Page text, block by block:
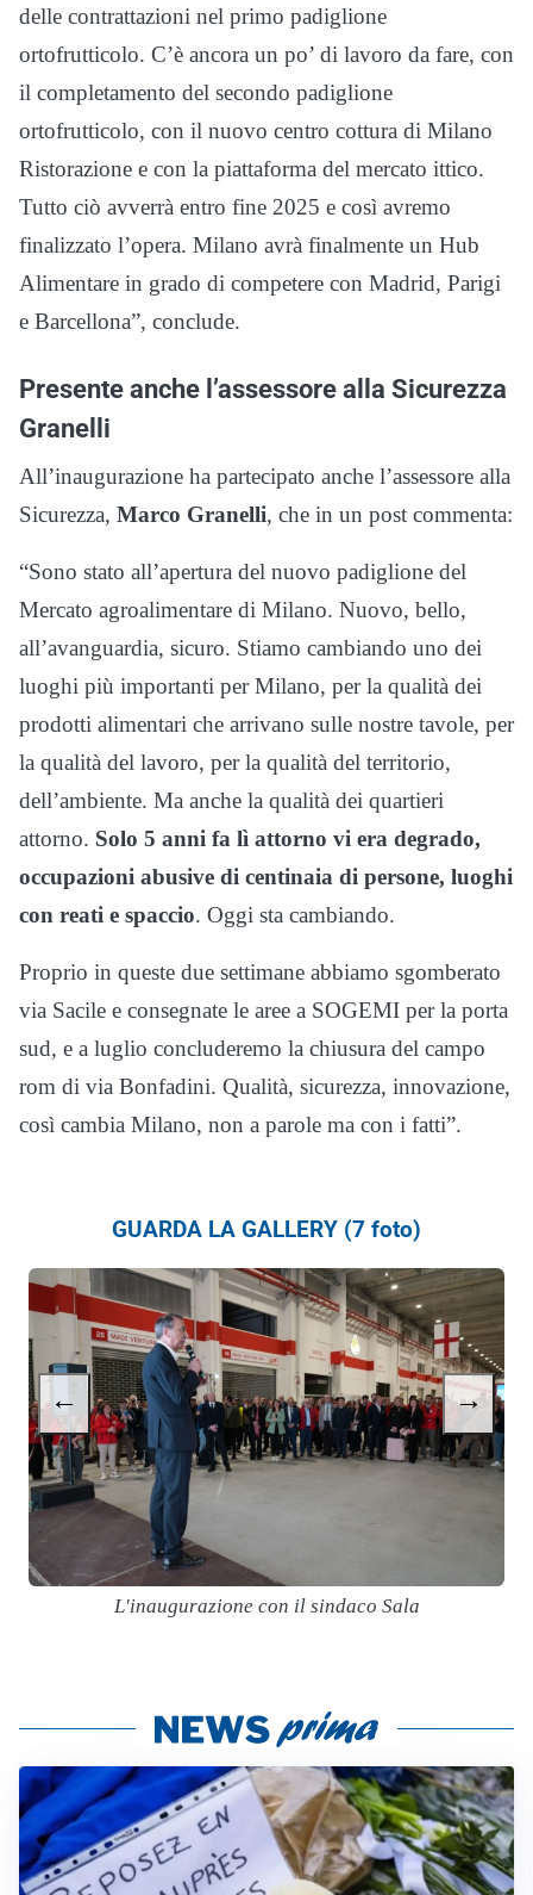
delle contrattazioni nel primo padiglione
ortofrutticolo. C’è ancora un po’ di lavoro da fare, con
il completamento del secondo padiglione
ortofrutticolo, con il nuovo centro cottura di Milano
Ristorazione e con la piattaforma del mercato ittico.
Tutto ciò avverrà entro fine 2025 e così avremo
finalizzato l’opera. Milano avrà finalmente un Hub
Alimentare in grado di competere con Madrid, Parigi
e Barcellona”, conclude.
Presente anche l’assessore alla Sicurezza
Granelli
All’inaugurazione ha partecipato anche l’assessore alla
Sicurezza, Marco Granelli, che in un post commenta:
“Sono stato all’apertura del nuovo padiglione del
Mercato agroalimentare di Milano. Nuovo, bello,
all’avanguardia, sicuro. Stiamo cambiando uno dei
luoghi più importanti per Milano, per la qualità dei
prodotti alimentari che arrivano sulle nostre tavole, per
la qualità del lavoro, per la qualità del territorio,
dell’ambiente. Ma anche la qualità dei quartieri
attorno. Solo 5 anni fa lì attorno vi era degrado,
occupazioni abusive di centinaia di persone, luoghi
con reati e spaccio. Oggi sta cambiando.
Proprio in queste due settimane abbiamo sgomberato
via Sacile e consegnate le aree a SOGEMI per la porta
sud, e a luglio concluderemo la chiusura del campo
rom di via Bonfadini. Qualità, sicurezza, innovazione,
così cambia Milano, non a parole ma con i fatti”.
GUARDA LA GALLERY (7 foto)
L'inaugurazione con il sindaco Sala
← →